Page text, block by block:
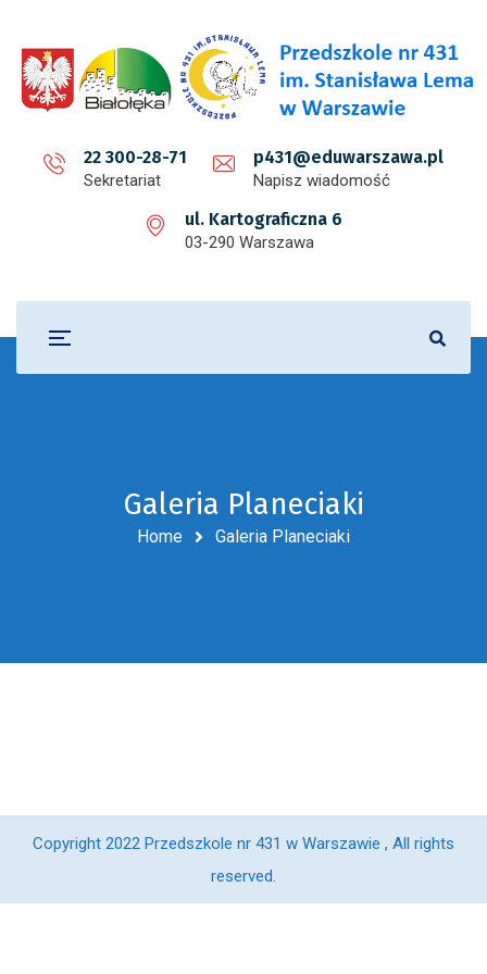
22 300-28-71
Sekretariat
p431@eduwarszawa.pl
Napisz wiadomość
ul. Kartograficzna 6
03-290 Warszawa
Galeria Planeciaki
Home Galeria Planeciaki
Copyright 2022 Przedszkole nr 431 w Warszawie , All rights
reserved.